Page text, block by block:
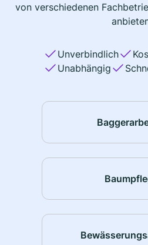
von verschiedenen
Unverbindlich
Unabhängig